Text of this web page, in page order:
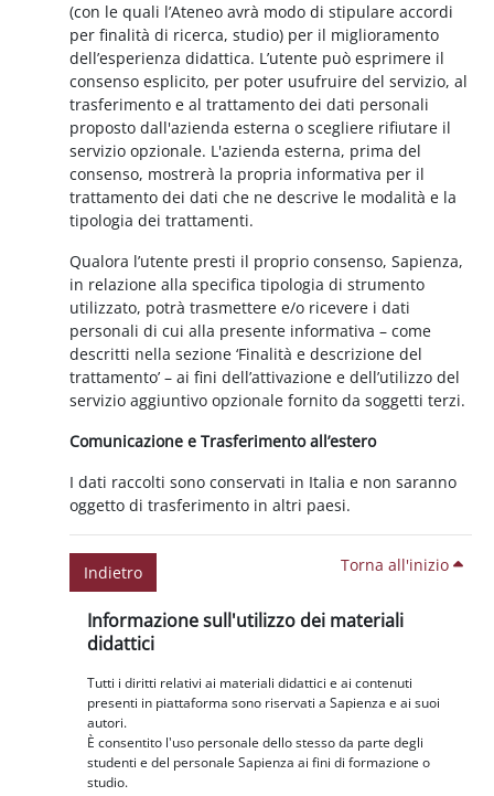
(con le quali l’Ateneo avrà modo di stipulare accordi
per finalità di ricerca, studio) per il miglioramento
dell’esperienza didattica. L’utente può esprimere il
consenso esplicito, per poter usufruire del servizio, al
trasferimento e al trattamento dei dati personali
proposto dall'azienda esterna o scegliere rifiutare il
servizio opzionale. L'azienda esterna, prima del
consenso, mostrerà la propria informativa per il
trattamento dei dati che ne descrive le modalità e la
tipologia dei trattamenti.
Qualora l’utente presti il proprio consenso, Sapienza,
in relazione alla specifica tipologia di strumento
utilizzato, potrà trasmettere e/o ricevere i dati
personali di cui alla presente informativa – come
descritti nella sezione ‘Finalità e descrizione del
trattamento’ – ai fini dell’attivazione e dell’utilizzo del
servizio aggiuntivo opzionale fornito da soggetti terzi.
Comunicazione e Trasferimento all’estero
I dati raccolti sono conservati in Italia e non saranno
oggetto di trasferimento in altri paesi.
Indietro Torna all'inizio
Blocchi
Informazione sull'utilizzo dei materiali
didattici
Tutti i diritti relativi ai materiali didattici e ai contenuti
presenti in piattaforma sono riservati a Sapienza e ai suoi
autori.
È consentito l'uso personale dello stesso da parte degli
studenti e del personale Sapienza ai fini di formazione o
studio.